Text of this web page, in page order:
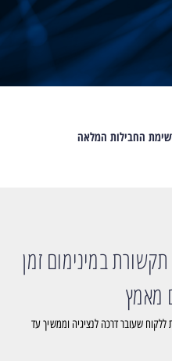
החבילות המלאה
במינימום זמן
מאמץ
שעובר דרכה לנציגיה וממשיך עד